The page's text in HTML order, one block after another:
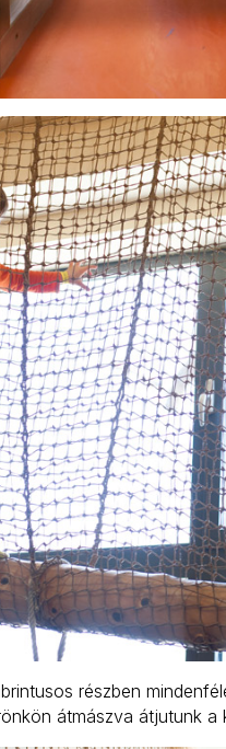
részben
átmászva átjutunk a